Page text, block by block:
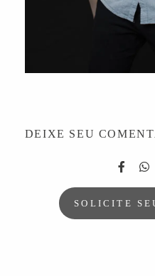
DEIXE SEU
SOLICITE